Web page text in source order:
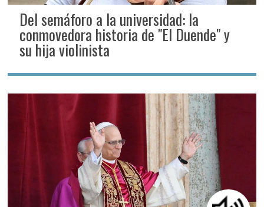
Del semáforo a la universidad: la
conmovedora historia de "El Duende" y
su hija violinista